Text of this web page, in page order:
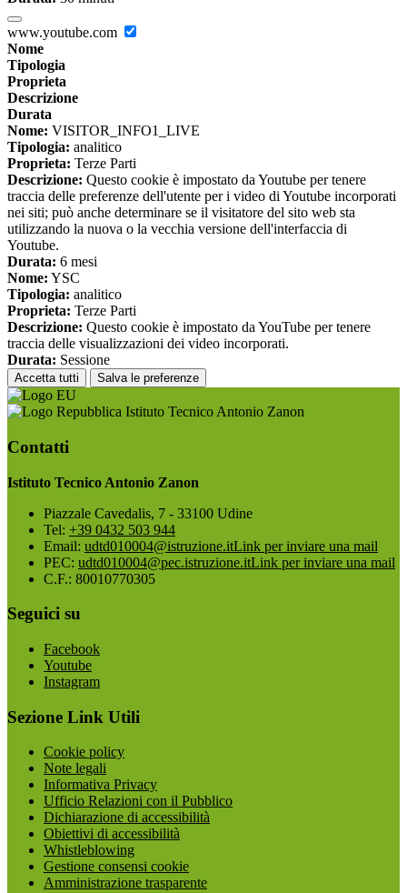
www.youtube.com
Nome
Tipologia
Proprieta
Descrizione
Durata
Nome: VISITOR_INFO1_LIVE
Tipologia: analitico
Proprieta: Terze Parti
Descrizione: Questo cookie è impostato da Youtube per tenere
traccia delle preferenze dell'utente per i video di Youtube incorporati
nei siti; può anche determinare se il visitatore del sito web sta
utilizzando la nuova o la vecchia versione dell'interfaccia di
Youtube.
Durata: 6 mesi
Nome: YSC
Tipologia: analitico
Proprieta: Terze Parti
Descrizione: Questo cookie è impostato da YouTube per tenere
traccia delle visualizzazioni dei video incorporati.
Durata: Sessione
Accetta tutti Salva le preferenze
Istituto Tecnico Antonio Zanon
Contatti
Istituto Tecnico Antonio Zanon
Piazzale Cavedalis, 7 - 33100 Udine
Tel: +39 0432 503 944
Email: udtd010004@istruzione.itLink per inviare una mail
PEC: udtd010004@pec.istruzione.itLink per inviare una mail
C.F.: 80010770305
Seguici su
Facebook
Youtube
Instagram
Sezione Link Utili
Cookie policy
Note legali
Informativa Privacy
Ufficio Relazioni con il Pubblico
Dichiarazione di accessibilità
Obiettivi di accessibilità
Whistleblowing
Gestione consensi cookie
Amministrazione trasparente